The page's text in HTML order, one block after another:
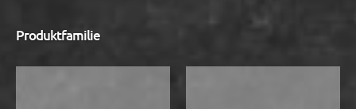
Produktfamilie